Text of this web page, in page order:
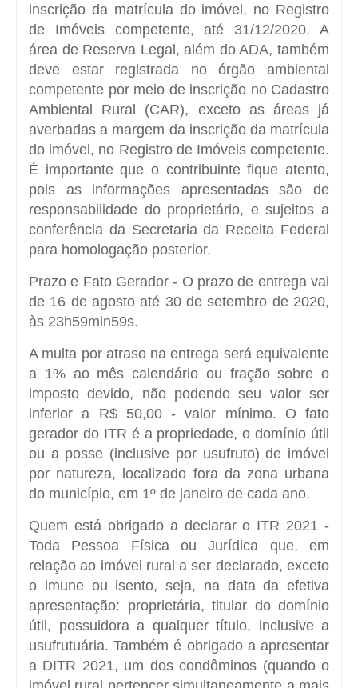
inscrição da matrícula do imóvel, no Registro
de Imóveis competente, até 31/12/2020. A
área de Reserva Legal, além do ADA, também
deve estar registrada no órgão ambiental
competente por meio de inscrição no Cadastro
Ambiental Rural (CAR), exceto as áreas já
averbadas a margem da inscrição da matrícula
do imóvel, no Registro de Imóveis competente.
É importante que o contribuinte fique atento,
pois as informações apresentadas são de
responsabilidade do proprietário, e sujeitos a
conferência da Secretaria da Receita Federal
para homologação posterior.
Prazo e Fato Gerador - O prazo de entrega vai
de 16 de agosto até 30 de setembro de 2020,
às 23h59min59s.
A multa por atraso na entrega será equivalente
a 1% ao mês calendário ou fração sobre o
imposto devido, não podendo seu valor ser
inferior a R$ 50,00 - valor mínimo. O fato
gerador do ITR é a propriedade, o domínio útil
ou a posse (inclusive por usufruto) de imóvel
por natureza, localizado fora da zona urbana
do município, em 1º de janeiro de cada ano.
Quem está obrigado a declarar o ITR 2021 -
Toda Pessoa Física ou Jurídica que, em
relação ao imóvel rural a ser declarado, exceto
o imune ou isento, seja, na data da efetiva
apresentação: proprietária, titular do domínio
útil, possuidora a qualquer título, inclusive a
usufrutuária. Também é obrigado a apresentar
a DITR 2021, um dos condôminos (quando o